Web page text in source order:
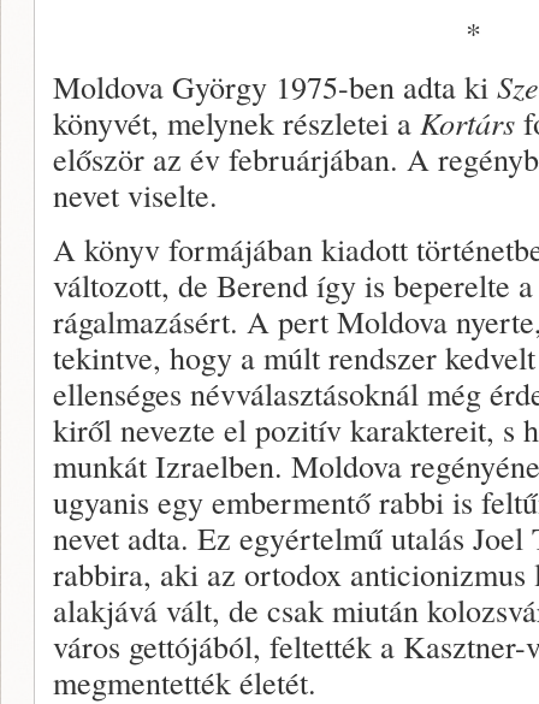
*
Moldova György 1975-ben adta ki
könyvét, melynek részletei a Kortárs
először az év februárjában. A
nevet viselte.
A könyv formájában kiadott
változott, de Berend így is beperelte
rágalmazásért. A pert Moldova
tekintve, hogy a múlt rendszer
ellenséges névválasztásoknál még
kiről nevezte el pozitív karaktereit, s
munkát Izraelben. Moldova
ugyanis egy embermentő rabbi is
nevet adta. Ez egyértelmű utalás
rabbira, aki az ortodox anticionizmus
alakjává vált, de csak miután
város gettójából, feltették a Kasztner-
megmentették életét.